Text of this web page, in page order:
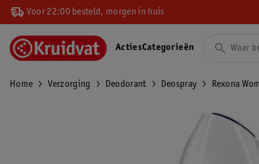
Voor 22:00 besteld, morgen in huis
ActiesCategorieën
Home Verzorging Deodorant Deospray Rexona